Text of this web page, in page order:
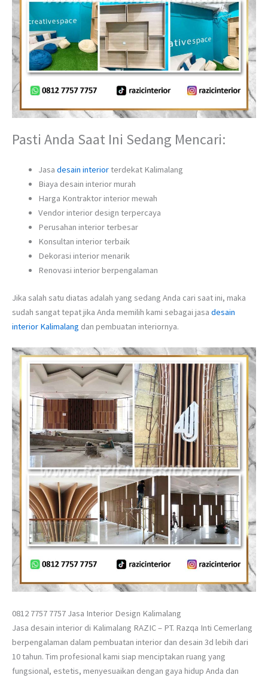
Pasti Anda Saat Ini Sedang Mencari:
Jasa desain interiorterdekat Kalimalang
Biaya desain interior murah
Harga Kontraktor interior mewah
Vendor interior design terpercaya
Perusahan interior terbesar
Konsultan interior terbaik
Dekorasi interior menarik
Renovasi interior berpengalaman
Jika salah satu diatas adalah yang sedang Anda cari saat ini, maka
sudah sangat tepat jika Anda memilih kami sebagai jasa desain
interior Kalimalang dan pembuatan interiornya.
0812 7757 7757 Jasa Interior Design Kalimalang
Jasa desain interior di Kalimalang RAZIC – PT. Razqa Inti Cemerlang
berpengalaman dalam pembuatan interior dan desain 3d lebih dari
10 tahun. Tim profesional kami siap menciptakan ruang yang
fungsional, estetis, menyesuaikan dengan gaya hidup Anda dan